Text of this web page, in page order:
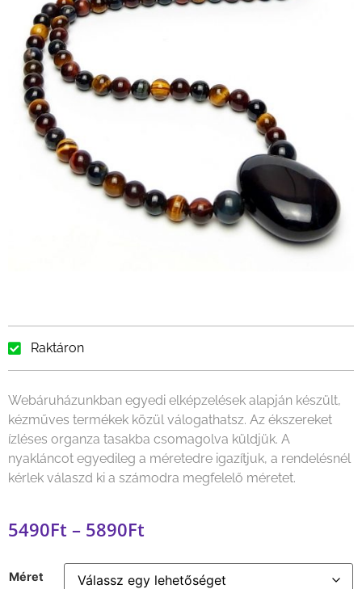
Raktáron
Webáruházunkban egyedi elképzelések alapján készült,
kézműves termékek közül válogathatsz. Az ékszereket
ízléses organza tasakba csomagolva küldjük. A
nyakláncot egyedileg a méretedre igazítjuk, a rendelésnél
kérlek válaszd ki a számodra megfelelő méretet.
5490Ft – 5890Ft
Méret